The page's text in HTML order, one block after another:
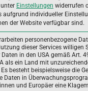
Omega-3-
Einstellungen widerrufen
aufgrund individueller
der Website verfügbar sind.
personenbezogene
dieser Services willigen
in den USA gemäß Art.
als ein Land mit
besteht beispielsweise die
Daten in
und Europäer eine